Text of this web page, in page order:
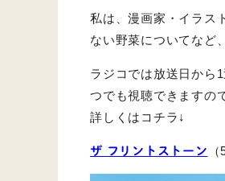
私は、漫画家・イラス
ない野菜についてなど
ラジコでは放送日から
つでも視聴できますの
詳しくはコチラ↓
ザ フリントストーン